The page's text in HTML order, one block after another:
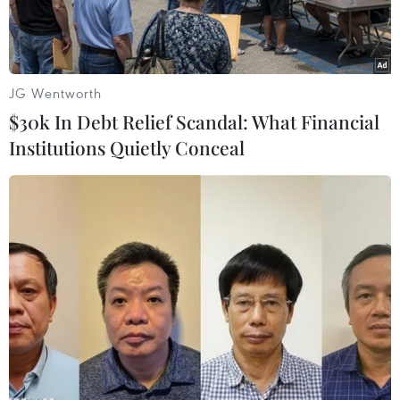
Tổng thống Syria Bashar al-Assad (phải) trong cuộc gặp với
Đặc phái viên Nga về vấn đề Syria Alexander Lavrentiev (trái)
tại Damascus, Syria ngày 19/4. (Nguồn: AFP/TTXVN)
Bộ Ngoại giao Nga ngày 19/4 cho biết một số
quan chức nước này đã gặp Tổng thống Syria
JG Wentworth
$30k In Debt Relief Scandal: What Financial
Institutions Quietly Conceal